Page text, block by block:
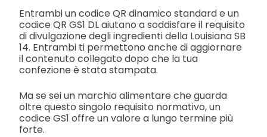
Entrambi un codice QR dinamico standard e un
codice QR GS1 DL aiutano a soddisfare il requisito
di divulgazione degli ingredienti della Louisiana SB
14. Entrambi ti permettono anche di aggiornare
il contenuto collegato dopo che la tua
confezione è stata stampata.
Ma se sei un marchio alimentare che guarda
oltre questo singolo requisito normativo, un
codice GS1 offre un valore a lungo termine più
forte.